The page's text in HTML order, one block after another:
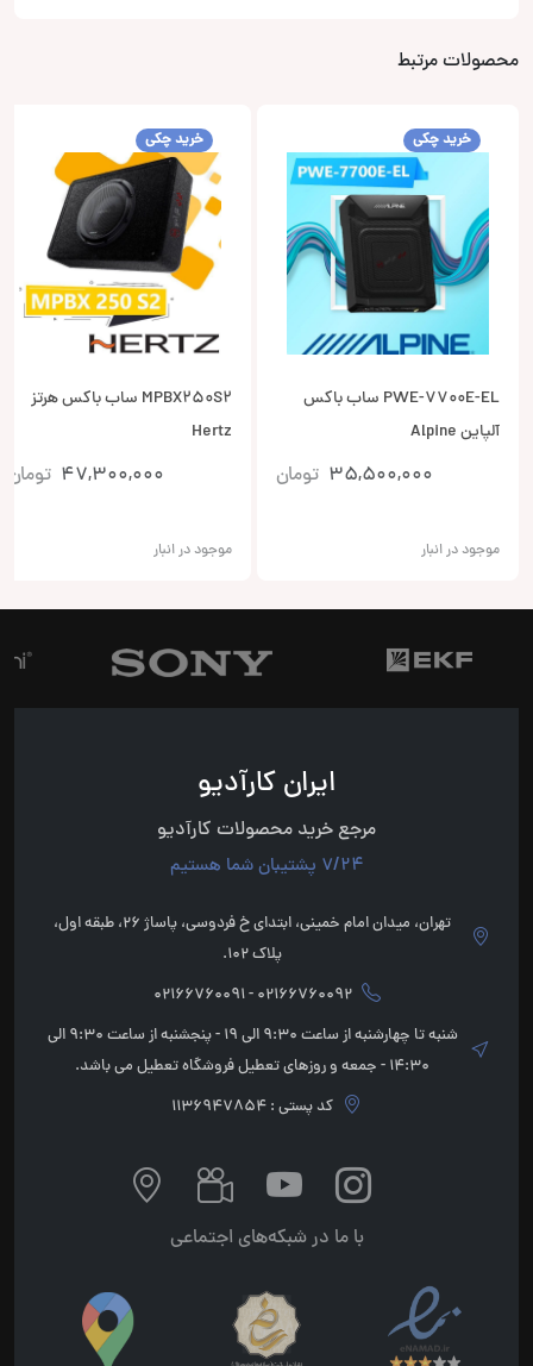
محصولات مرتبط
خرید چکی
PWE-7700E-EL ساب باکس
آلپاین Alpine
35,500,000 تومان
موجود در انبار
خرید چکی
MPBX250S2 ساب باکس هرتز
Hertz
47,300,000 تومان
موجود در انبار
ایران کارآدیو
مرجع خرید محصولات کارآدیو
7/24 پشتیبان شما هستیم
تهران، میدان امام خمینی، ابتدای خ فردوسی، پاساژ 26، طبقه اول،
پلاک 102.
02166760092 - 02166760091
شنبه تا چهارشنبه از ساعت 9:30 الی 19 - پنجشنبه از ساعت 9:30 الی
14:30 - جمعه و روزهای تعطیل فروشگاه تعطیل می باشد.
کد پستی : 1136947854
با ما در شبکه‌های اجتماعی